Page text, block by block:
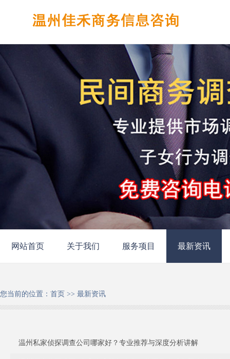
网站首页 关于我们 服务项目 最新资讯
您当前的位置： 首页 >> 最新资讯
温州私家侦探调查公司哪家好？专业推荐与深度分析讲解